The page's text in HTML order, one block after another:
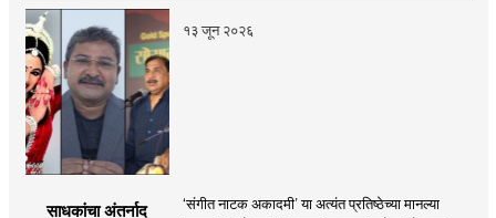
१३ जून २०२६
साधकांचा अंतर्नाद
‘संगीत नाटक अकादमी’ या अत्यंत प्रतिष्ठेच्या मानल्या